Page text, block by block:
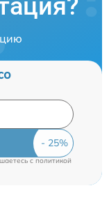
c политикой